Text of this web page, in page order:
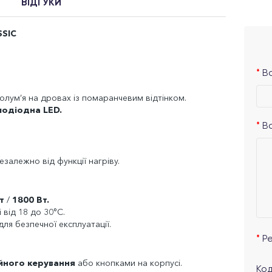
ВІДГУКИ
на дровах із помаранчевим відтінком.
LED.
від функції нагріву.
/ 1800 Вт.
18 до 30°C.
безпечної експлуатації.
керування або кнопками на корпусі.